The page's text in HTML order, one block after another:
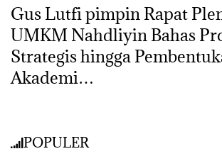
Gus Lutfi pimpin Rapat
UMKM Nahdliyin Bahas
Strategis hingga
Akademi…
POPULER